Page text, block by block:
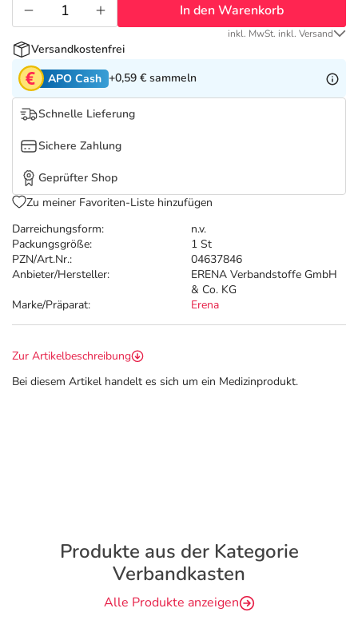
Tierapotheke
Vitamine & Mineralstoffe
Marken
Salus Deals
Darreichungsform:
n.v.
Packungsgröße:
1 St
PZN/Art.Nr.:
04637846
Anbieter/Hersteller:
ERENA Verbandstoffe GmbH
& Co. KG
Marke/Präparat:
Erena
In den Warenkorb
inkl. MwSt. inkl. Versand
Versandkostenfrei
APO Cash +0,59 € sammeln
Schnelle Lieferung
Sichere Zahlung
Geprüfter Shop
Zu meiner Favoriten-Liste hinzufügen
Zur Artikelbeschreibung
Bei diesem Artikel handelt es sich um ein Medizinprodukt.
Produkte aus der Kategorie
Verbandkasten
Alle Produkte anzeigen